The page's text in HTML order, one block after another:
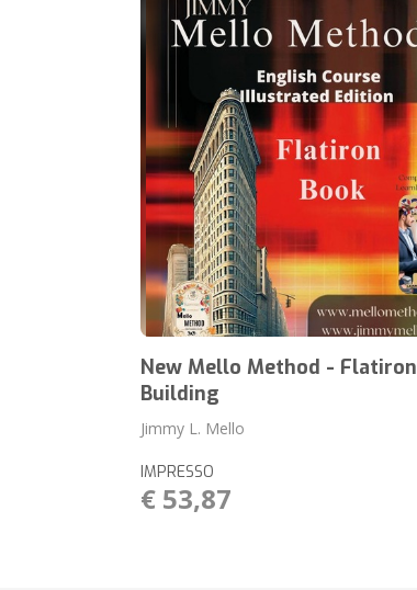
New Mello Method - Flatiron
Building
Jimmy L. Mello
IMPRESSO
€ 53,87